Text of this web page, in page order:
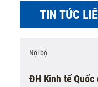
TIN TỨC
Nội bộ
ĐH Kinh tế Quốc